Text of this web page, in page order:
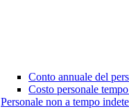
Conto annuale del
Costo personale
Personale non a tempo